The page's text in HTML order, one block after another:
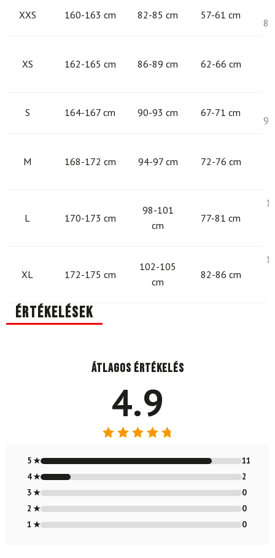
XXS 160-163 cm 82-85 cm 57-61 cm
XS 162-165 cm 86-89 cm 62-66 cm
S 164-167 cm 90-93 cm 67-71 cm
M 168-172 cm 94-97 cm 72-76 cm
L 170-173 cm
98-101
cm
77-81 cm
XL 172-175 cm
102-105
cm
82-86 cm
Értékelések
Átlagos értékelés
4.9
4.85/ 5
5 ★
11
4 ★
2
3 ★
0
2 ★
0
1 ★
0